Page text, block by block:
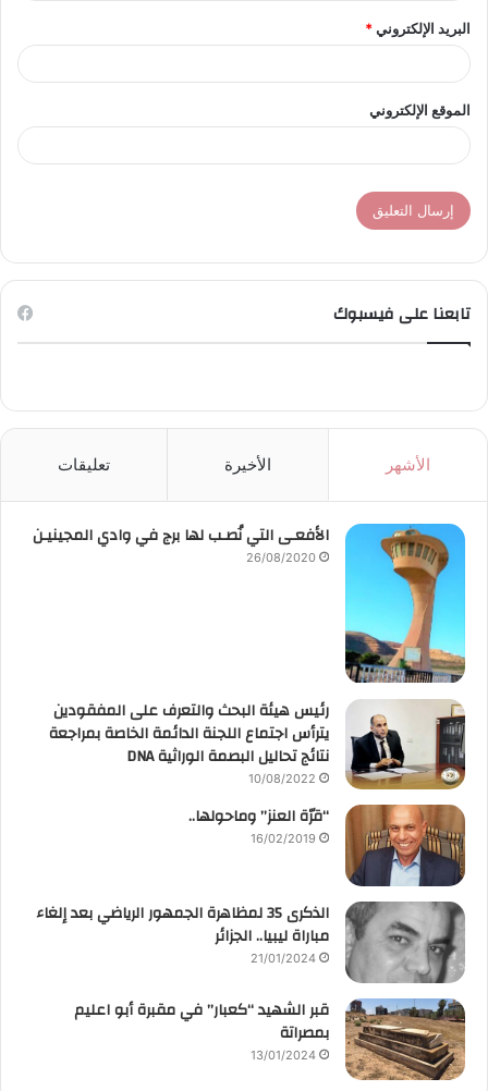
البريد الإلكتروني*
الموقع الإلكتروني
تابعنا على فيسبوك
الأشهر الأخيرة تعليقات
الأفعـى التي نُصـب لها برج في وادي المجينيـن
26/08/2020
رئيس هيئة البحث والتعرف على المفقودين
يترأس اجتماع اللجنة الدائمة الخاصة بمراجعة
نتائج تحاليل البصمة الوراثية DNA
10/08/2022
“قرّة العنز” وماحولها..
16/02/2019
الذكرى 35 لمظاهرة الجمهور الرياضي بعد إلغاء
مباراة ليبيا.. الجزائر
21/01/2024
قبر الشهيد “كعبار” في مقبرة أبو اعليم
بمصراتة
13/01/2024